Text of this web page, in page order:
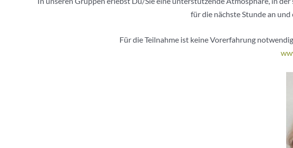
für die nächste Stunde an
Für die Teilnahme ist keine Vorerfahrung